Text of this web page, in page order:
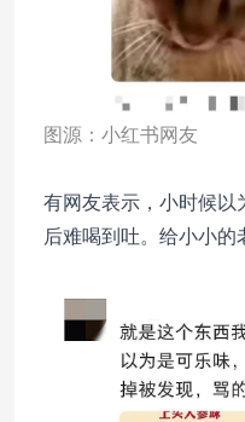
图源：小红书网友
有网友表示，小时候以
后难喝到吐。给小小的